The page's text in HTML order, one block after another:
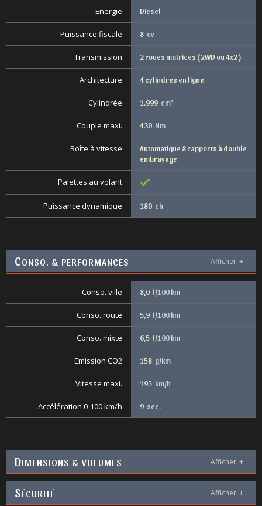
Energie Diesel
Puissance fiscale 8 cv
Transmission 2 roues motrices ( 2WD ou 4x2 )
Architecture 4 cylindres en ligne
Cylindrée 1.999 cm³
Couple maxi. 430 Nm
Boîte à vitesse
Automatique 8 rapports à double
embrayage
Palettes au volant
Puissance dynamique 180 ch
CONSO. & PERFORMANCES Afficher +
Conso. ville 8,0 l/100 km
Conso. route 5,9 l/100 km
Conso. mixte 6,5 l/100 km
Emission CO2 158 g/km
Vitesse maxi. 195 km/h
Accélération 0-100 km/h 9 sec.
DIMENSIONS & VOLUMES Afficher +
SÉCURITÉ Afficher +